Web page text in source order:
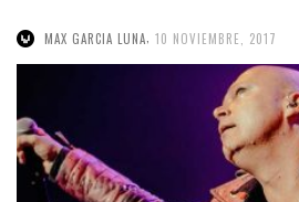
MAX GARCIA LUNA, 10 NOVIEMBRE, 2017